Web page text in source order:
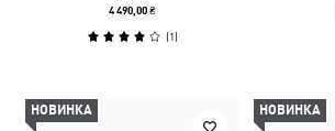
4 490,00 ₴
(1)
НОВИНКА НОВИНКА